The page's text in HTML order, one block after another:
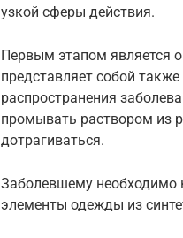
узкой сферы действия.
Первым этапом является
представляет собой
распространения
промывать раствором из
дотрагиваться.
Заболевшему необходимо
элементы одежды из